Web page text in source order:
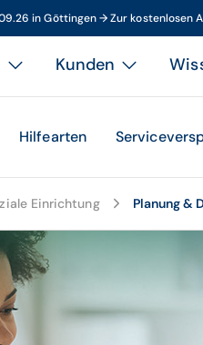
in Göttingen → Zur kostenlosen
Kunden
Hilfearten
Einrichtung Planung &